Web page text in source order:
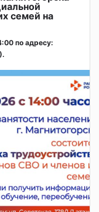
семей на
по адресу: